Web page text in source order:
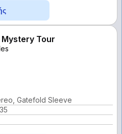
Tour
Gatefold Sleeve